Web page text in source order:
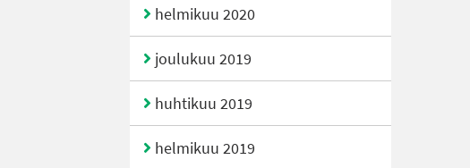
helmikuu 2020
joulukuu 2019
huhtikuu 2019
helmikuu 2019